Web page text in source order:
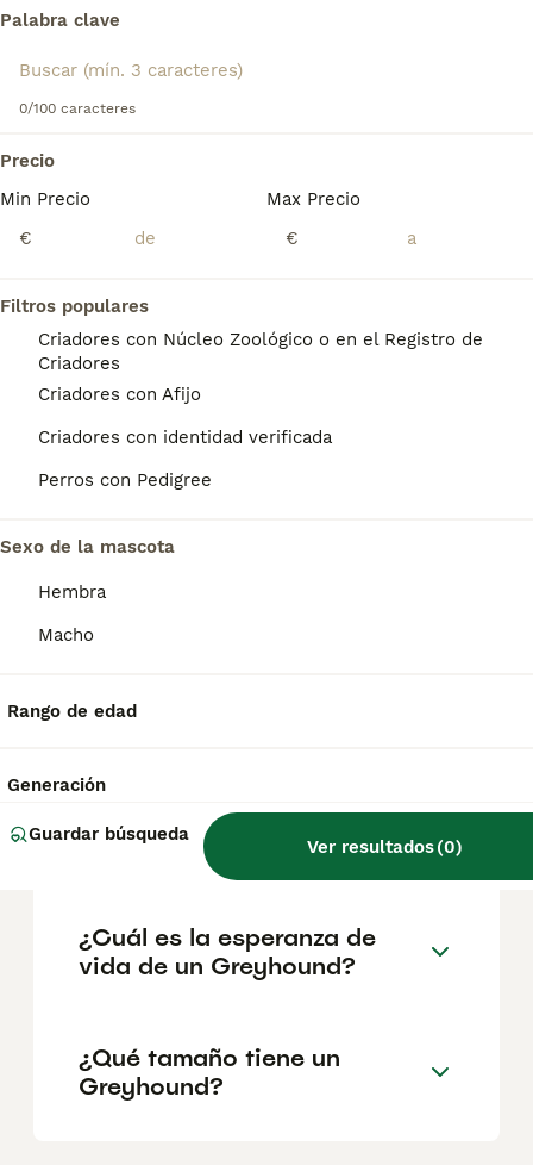
Palabra clave
0/100 caracteres
Precio
Min Precio
€
Max Precio
€
Filtros populares
Criadores con Núcleo Zoológico o en el Registro de
Criadores
Criadores con Afijo
Criadores con identidad verificada
Perros con Pedigree
Sexo de la mascota
Hembra
Macho
Rango de edad
Generación
Guardar búsqueda
Ver resultados(0)
o Galgo Inglés para obtener información sobre esta raza de
Encontramos 0 Greyhound Perros para
Guardar búsqueda
Preguntas frecuentes
¿Cuánto cuesta un cachorro
de Greyhound?
Greyhound en España es de
pedigrí, la reputación del criador y la
ubicación.
Greyhound?
¿Cuáles son las ventajas y
desventajas de la raza
Greyhound?
¿Cuál es la esperanza de
vida de un Greyhound?
¿Qué tamaño tiene un
Greyhound?